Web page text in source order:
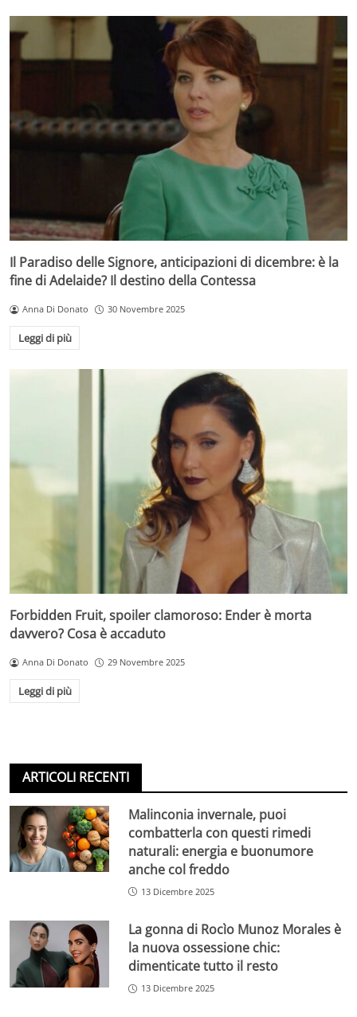
Il Paradiso delle Signore, anticipazioni di dicembre: è la
fine di Adelaide? Il destino della Contessa
Anna Di Donato 30 Novembre 2025
Leggi di più
Forbidden Fruit, spoiler clamoroso: Ender è morta
davvero? Cosa è accaduto
Anna Di Donato 29 Novembre 2025
Leggi di più
ARTICOLI RECENTI
Malinconia invernale, puoi
combatterla con questi rimedi
naturali: energia e buonumore
anche col freddo
13 Dicembre 2025
La gonna di Rocìo Munoz Morales è
la nuova ossessione chic:
dimenticate tutto il resto
13 Dicembre 2025